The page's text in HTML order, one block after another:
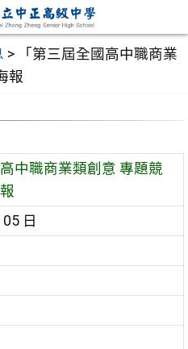
>
「第三屆全國高中職商業
報
高中職商業類創意 專題競
日